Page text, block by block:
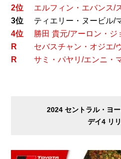
2位
エルフィン・エバンス/
3位
ティエリー・ヌービル/
4位
勝田 貴元/アーロン・ジ
R
セバスチャン・オジエ/
R
サミ・パヤリ/エンニ・
2024 セントラル・ヨ
デイ4 リ